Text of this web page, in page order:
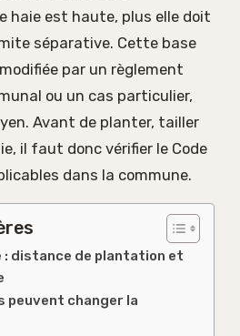
haie est haute, plus elle doit
séparative. Cette base
par un règlement
ou un cas particulier,
Avant de planter, tailler
il faut donc vérifier le Code
dans la commune.
: distance de plantation et
peuvent changer la